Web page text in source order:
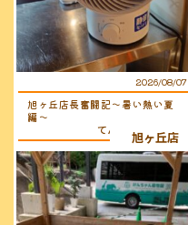
2026/08/07
旭ヶ丘店長奮闘記〜暑い熱い夏
編〜
てんちょ〜（店長）
旭ヶ丘店